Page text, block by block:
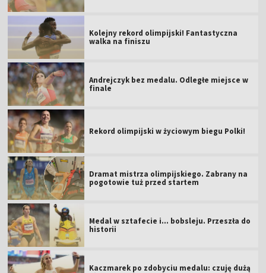
Kolejny rekord olimpijski! Fantastyczna
walka na finiszu
Andrejczyk bez medalu. Odległe miejsce w
finale
Rekord olimpijski w życiowym biegu Polki!
Dramat mistrza olimpijskiego. Zabrany na
pogotowie tuż przed startem
Medal w sztafecie i... bobsleju. Przeszła do
historii
Kaczmarek po zdobyciu medalu: czuję dużą